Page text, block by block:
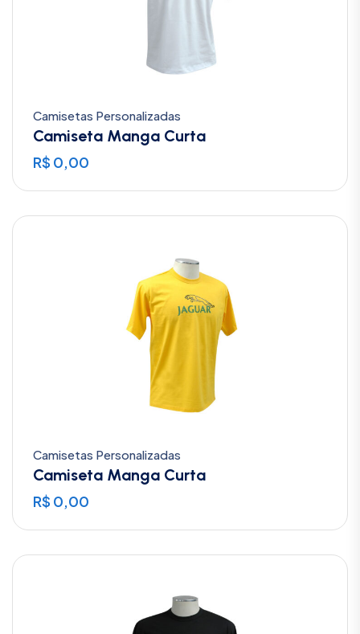
Camisetas Personalizadas
Camiseta Manga Curta
R$ 0,00
Camisetas Personalizadas
Camiseta Manga Curta
R$ 0,00